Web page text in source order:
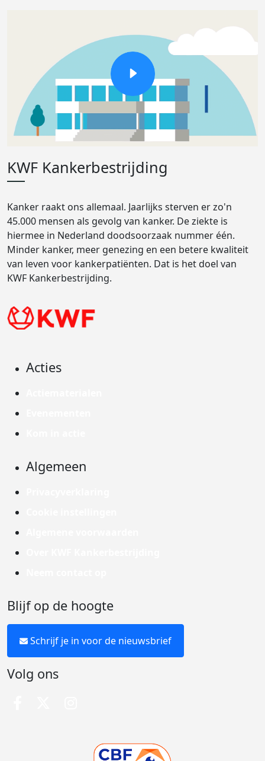
KWF Kankerbestrijding
Kanker raakt ons allemaal. Jaarlijks sterven er zo'n
45.000 mensen als gevolg van kanker. De ziekte is
hiermee in Nederland doodsoorzaak nummer één.
Minder kanker, meer genezing en een betere kwaliteit
van leven voor kankerpatiënten. Dat is het doel van
KWF Kankerbestrijding.
Acties
Algemeen
Blijf op de hoogte
Schrijf je in voor de nieuwsbrief
Volg ons